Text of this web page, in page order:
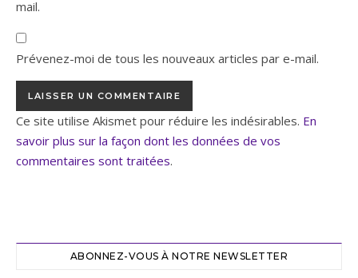
mail.
Prévenez-moi de tous les nouveaux articles par e-mail.
Ce site utilise Akismet pour réduire les indésirables. En
savoir plus sur la façon dont les données de vos
commentaires sont traitées.
ABONNEZ-VOUS À NOTRE NEWSLETTER